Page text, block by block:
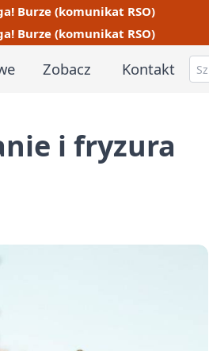
Burze (komunikat RSO)
Burze (komunikat RSO)
Zobacz Kontakt
i fryzura